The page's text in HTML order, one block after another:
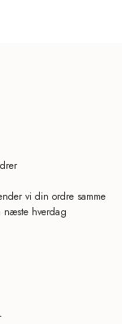
vi din ordre samme
hverdag